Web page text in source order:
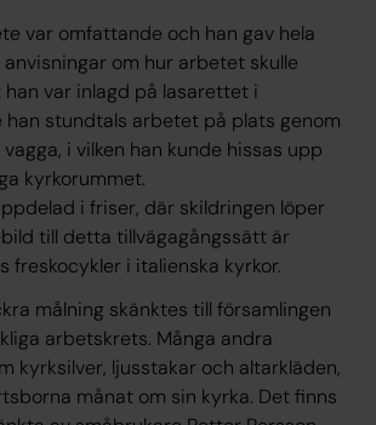
var omfattande och han gav hela
om hur arbetet skulle
var inlagd på lasarettet i
han stundtals arbetet på plats genom
i vilken han kunde hissas upp
kyrkorummet.
i friser, där skildringen löper
till detta tillvägagångssätt är
freskocykler i italienska kyrkor.
målning skänktes till församlingen
arbetskrets. Många andra
kyrksilver, ljusstakar och altarkläden,
månat om sin kyrka. Det finns